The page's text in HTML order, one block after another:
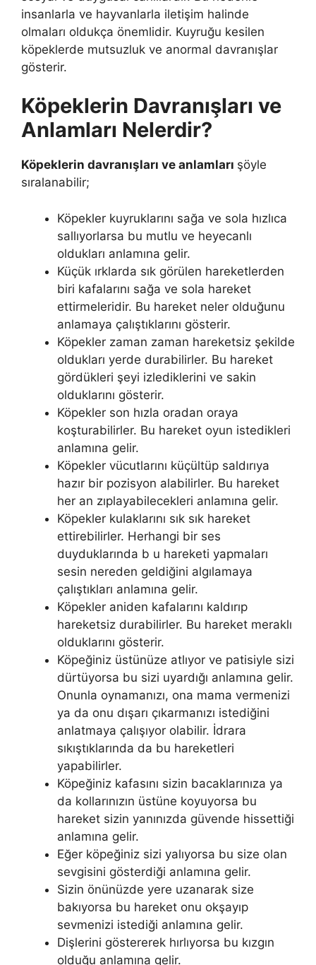
insanlarla ve hayvanlarla iletişim halinde
olmaları oldukça önemlidir. Kuyruğu kesilen
köpeklerde mutsuzluk ve anormal davranışlar
gösterir.
Köpeklerin Davranışları ve
Anlamları Nelerdir?
Köpeklerin davranışları ve anlamları şöyle
sıralanabilir;
Köpekler kuyruklarını sağa ve sola hızlıca
sallıyorlarsa bu mutlu ve heyecanlı
oldukları anlamına gelir.
Küçük ırklarda sık görülen hareketlerden
biri kafalarını sağa ve sola hareket
ettirmeleridir. Bu hareket neler olduğunu
anlamaya çalıştıklarını gösterir.
Köpekler zaman zaman hareketsiz şekilde
oldukları yerde durabilirler. Bu hareket
gördükleri şeyi izlediklerini ve sakin
olduklarını gösterir.
Köpekler son hızla oradan oraya
koşturabilirler. Bu hareket oyun istedikleri
anlamına gelir.
Köpekler vücutlarını küçültüp saldırıya
hazır bir pozisyon alabilirler. Bu hareket
her an zıplayabilecekleri anlamına gelir.
Köpekler kulaklarını sık sık hareket
ettirebilirler. Herhangi bir ses
duyduklarında b u hareketi yapmaları
sesin nereden geldiğini algılamaya
çalıştıkları anlamına gelir.
Köpekler aniden kafalarını kaldırıp
hareketsiz durabilirler. Bu hareket meraklı
olduklarını gösterir.
Köpeğiniz üstünüze atlıyor ve patisiyle sizi
dürtüyorsa bu sizi uyardığı anlamına gelir.
Onunla oynamanızı, ona mama vermenizi
ya da onu dışarı çıkarmanızı istediğini
anlatmaya çalışıyor olabilir. İdrara
sıkıştıklarında da bu hareketleri
yapabilirler.
Köpeğiniz kafasını sizin bacaklarınıza ya
da kollarınızın üstüne koyuyorsa bu
hareket sizin yanınızda güvende hissettiği
anlamına gelir.
Eğer köpeğiniz sizi yalıyorsa bu size olan
sevgisini gösterdiği anlamına gelir.
Sizin önünüzde yere uzanarak size
bakıyorsa bu hareket onu okşayıp
sevmenizi istediği anlamına gelir.
Dişlerini göstererek hırlıyorsa bu kızgın
olduğu anlamına gelir.